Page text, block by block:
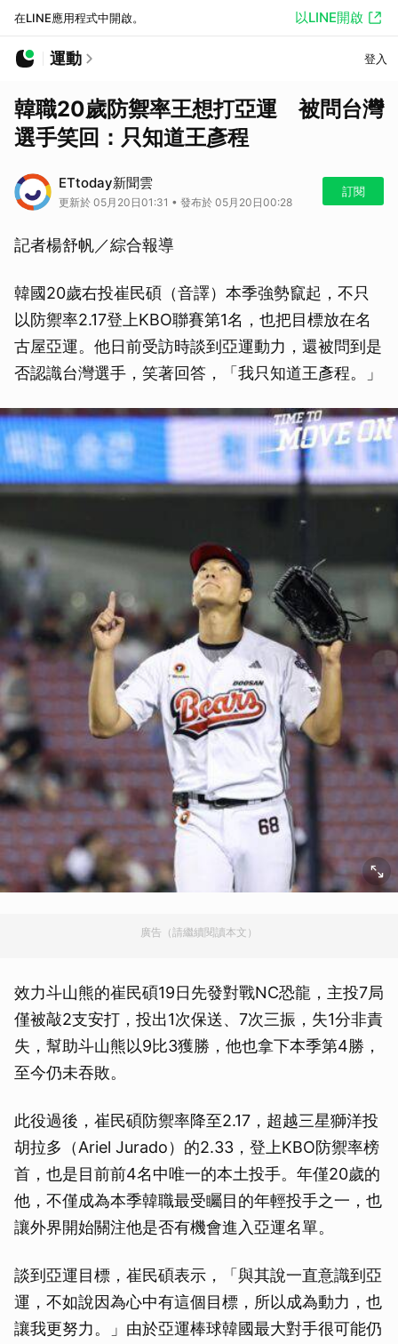
在LINE應用程式中開啟。 以LINE開啟
運動 登入
韓職20歲防禦率王想打亞運 被問台灣
選手笑回：只知道王彥程
ETtoday新聞雲
更新於 05月20日01:31 • 發布於 05月20日00:28
訂閱
記者楊舒帆／綜合報導
韓國20歲右投崔民碩（音譯）本季強勢竄起，不只
以防禦率2.17登上KBO聯賽第1名，也把目標放在名
古屋亞運。他日前受訪時談到亞運動力，還被問到是
否認識台灣選手，笑著回答，「我只知道王彥程。」
廣告（請繼續閱讀本文）
效力斗山熊的崔民碩19日先發對戰NC恐龍，主投7局
僅被敲2支安打，投出1次保送、7次三振，失1分非責
失，幫助斗山熊以9比3獲勝，他也拿下本季第4勝，
至今仍未吞敗。
此役過後，崔民碩防禦率降至2.17，超越三星獅洋投
胡拉多（Ariel Jurado）的2.33，登上KBO防禦率榜
首，也是目前前4名中唯一的本土投手。年僅20歲的
他，不僅成為本季韓職最受矚目的年輕投手之一，也
讓外界開始關注他是否有機會進入亞運名單。
談到亞運目標，崔民碩表示，「與其說一直意識到亞
運，不如說因為心中有這個目標，所以成為動力，也
讓我更努力。」由於亞運棒球韓國最大對手很可能仍